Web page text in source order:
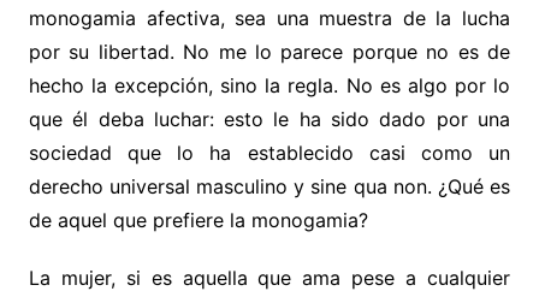
monogamia afectiva, sea una muestra de la lucha
por su libertad. No me lo parece porque no es de
hecho la excepción, sino la regla. No es algo por lo
que él deba luchar: esto le ha sido dado por una
sociedad que lo ha establecido casi como un
derecho universal masculino y sine qua non. ¿Qué es
de aquel que prefiere la monogamia?
La mujer, si es aquella que ama pese a cualquier